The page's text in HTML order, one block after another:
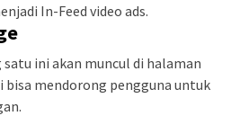
In-Feed video ads.
ini akan muncul di halaman
bisa mendorong pengguna untuk